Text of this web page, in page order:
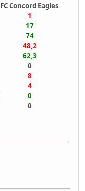
FC Concord Eagles
1
17
74
48,2
62,3
0
8
4
0
0